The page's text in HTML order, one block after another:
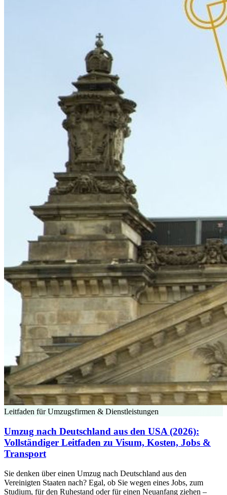
Leitfaden für Umzugsfirmen & Dienstleistungen
Umzug nach Deutschland aus den USA (2026):
Vollständiger Leitfaden zu Visum, Kosten, Jobs &
Transport
Sie denken über einen Umzug nach Deutschland aus den
Vereinigten Staaten nach? Egal, ob Sie wegen eines Jobs, zum
Studium, für den Ruhestand oder für einen Neuanfang ziehen –